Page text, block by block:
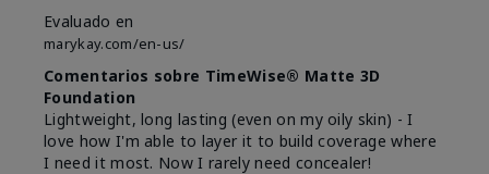
Evaluado en
marykay.com/en-us/
Comentarios sobre TimeWise® Matte 3D
Foundation
Lightweight, long lasting (even on my oily skin) - I
love how I'm able to layer it to build coverage where
I need it most. Now I rarely need concealer!